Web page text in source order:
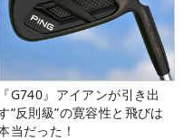
『G740』アイアンが引き出
“反則級”の寛容性と飛びは
当だった！